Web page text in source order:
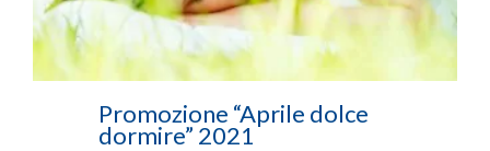
Promozione “Aprile dolce
dormire” 2021